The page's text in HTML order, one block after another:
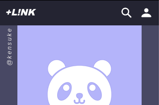
+L!NK
@kensuke